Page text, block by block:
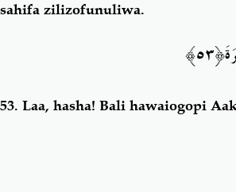
sahifa zilizofunuliwa.
َ﴿٥٣﴾
53. Laa, hasha! Bali hawaiogopi